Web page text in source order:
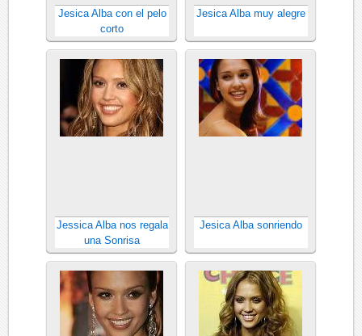
Jesica Alba con el pelo
corto
Jesica Alba muy alegre
Jessica Alba nos regala
una Sonrisa
Jesica Alba sonriendo